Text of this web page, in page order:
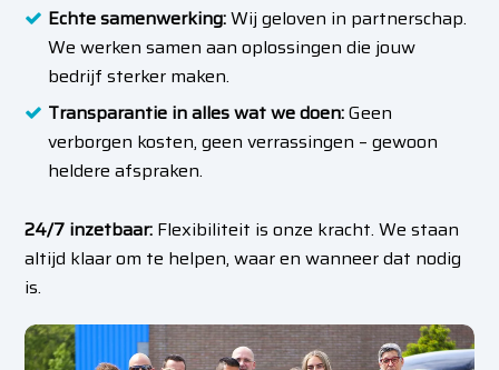
Echte samenwerking:Wij geloven in partnerschap.
We werken samen aan oplossingen die jouw
bedrijf sterker maken.
Transparantie in alles wat we doen:Geen
verborgen kosten, geen verrassingen – gewoon
heldere afspraken.
24/7 inzetbaar: Flexibiliteit is onze kracht. We staan
altijd klaar om te helpen, waar en wanneer dat nodig
is.